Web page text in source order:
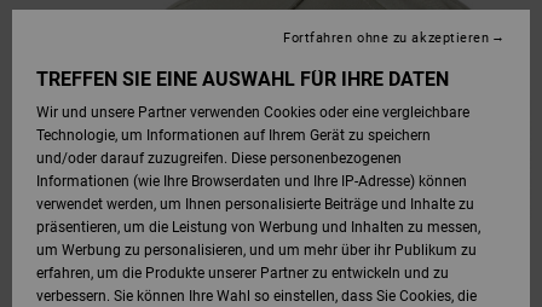
Accessoires
SALE SNOW
T-Shirts
Jacken &
SALE KINDER Sale
Sale Snow
Jacken &
Hoodies &
Lynx
Pure
Net
Alle ansehen
DC Command
Manteca
Construct
Ascend
SCHUHE Sneakers
Sandalen
Winterschuhe
Snowboard
BEKLEIDUNG
T-shirts
Hemden
Jeans
Jacken &
ACCESSOIRES
Taschen &
Alle ansehen
DC Command
Manteca
Best Sellers
SCHUHE Skate
Sandalen
Snowboard
Unisex
KLEIDUNG
Alle ansehen
KINDER
Stag
Babyschuhe
Sneakers
Alle ansehen
BEKLEIDUNG
Sweatshirts &
Hemden
ACCESSOIRES
Taschen
Alle ansehen
SKATE
Snowboard
Winterschuhe
Polarfleece &
Softshells
FRAUEN
Alle ansehen
SNOW SHOP FÜR
KINDER
Mützen
Alle ansehen
Versand
Retouren
Bezahlung
Geschenkkarte
TREFFEN SIE EINE AUSWAHL FÜR IHRE DATEN
Wir und unsere Partner verwenden Cookies oder eine vergleichbare
Technologie, um Informationen auf Ihrem Gerät zu speichern
und/oder darauf zuzugreifen. Diese personenbezogenen
Informationen (wie Ihre Browserdaten und Ihre IP-Adresse) können
verwendet werden, um Ihnen personalisierte Beiträge und Inhalte zu
präsentieren, um die Leistung von Werbung und Inhalten zu messen,
um Werbung zu personalisieren, und um mehr über ihr Publikum zu
erfahren, um die Produkte unserer Partner zu entwickeln und zu
verbessern. Sie können Ihre Wahl so einstellen, dass Sie Cookies, die
Fortfahren ohne zu akzeptieren